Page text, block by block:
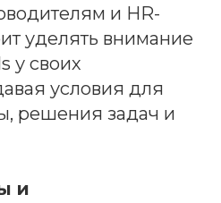
и HR-
уделять внимание
у своих
условия для
решения задач и
и